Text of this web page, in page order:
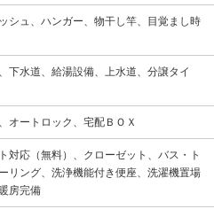
シュ、ハンガー、物干し竿、目覚まし時
下水道、給湯設備、上水道、分譲タイ
オートロック、宅配ＢＯＸ
対応（無料）、クローゼット、バス・ト
リング、洗浄機能付き便座、洗濯機置場
房完備